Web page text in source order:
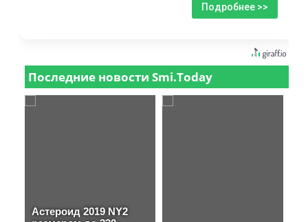
Подробнее >>